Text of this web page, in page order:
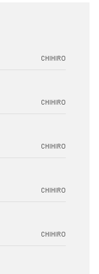
CHIHIRO
CHIHIRO
CHIHIRO
CHIHIRO
CHIHIRO